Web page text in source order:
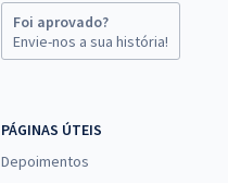
Foi aprovado?
Envie-nos a sua história!
PÁGINAS ÚTEIS
Depoimentos